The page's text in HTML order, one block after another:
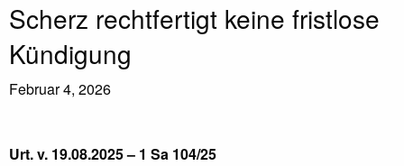
Scherz rechtfertigt keine fristlose
Kündigung
Februar 4, 2026
Urt. v. 19.08.2025 – 1 Sa 104/25